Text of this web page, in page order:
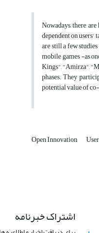
Nowadays, there
dependent on users'
are still a few
mobile games -as
Kings", "Amirza",
phases. They
potential value of
Open Innovation
اشتراک خبرنامه